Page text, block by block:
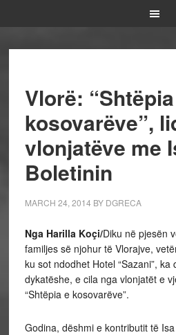
Vlorë:
kosovarëve”,
vlonjatëve me
Boletinin
MARCH 24, 2014 BY DGRECA
Nga Harilla Koçi/Diku në pjesën
familjes së njohur të Vlorajve,
ku sot ndodhet Hotel “Sazani”, ka
dykatëshe, e cila nga vlonjatët e
“Shtëpia e kosovarëve”.
Godina, dëshmi e kontributit të